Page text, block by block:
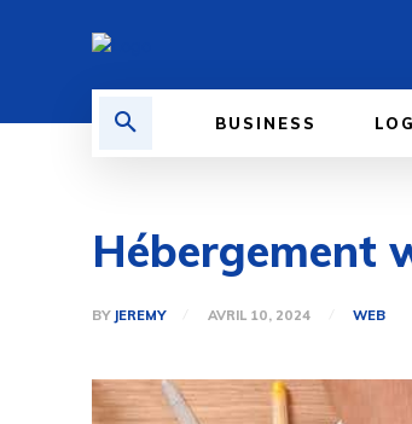
BUSINESS
Hébergement
BY JEREMY AVRIL 10, 2024 WEB